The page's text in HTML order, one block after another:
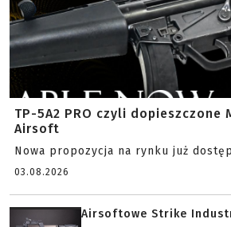
TP-5A2 PRO czyli dopieszczone
Airsoft
Nowa propozycja na rynku już
03.08.2026
Airsoftowe Strike